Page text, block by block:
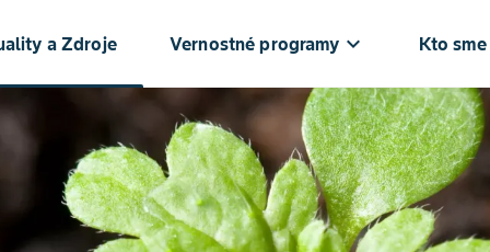
a Zdroje Vernostné programy keyboard_arrow_down Kto sme